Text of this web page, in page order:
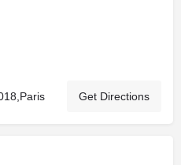
Get Directions